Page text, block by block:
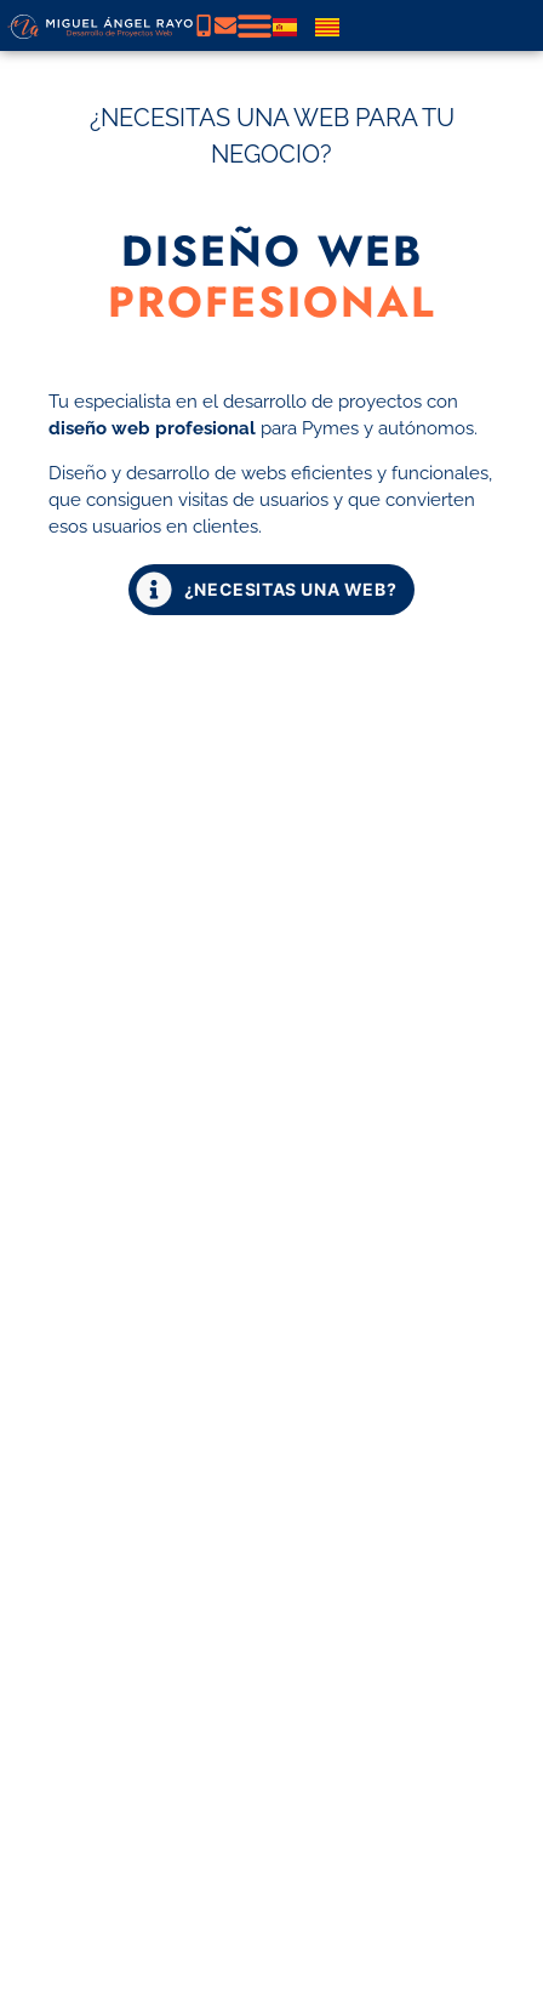
¿NECESITAS UNA WEB PARA TU
NEGOCIO?
DISEÑO WEB
PROFESIONAL
Tu especialista en el desarrollo de proyectos con
diseño web profesional para Pymes y autónomos.
Diseño y desarrollo de webs eficientes y funcionales,
que consiguen visitas de usuarios y que convierten
esos usuarios en clientes.
¿NECESITAS UNA WEB?